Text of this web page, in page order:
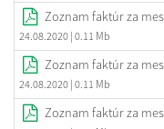
Zoznam faktúr za
24.08.2020 | 0.11 Mb
Zoznam faktúr za
24.08.2020 | 0.11 Mb
Zoznam faktúr za